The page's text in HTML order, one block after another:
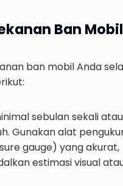
Ban Mobil
ban mobil Anda
sebulan sekali atau
Gunakan alat
gauge) yang akurat,
estimasi visual